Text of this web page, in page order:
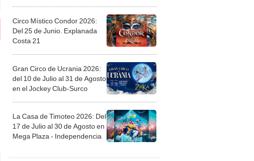
Circo Místico Condor 2026:
Del 25 de Junio. Explanada
Costa 21
Gran Circo de Ucrania 2026:
del 10 de Julio al 31 de Agosto
en el Jockey Club-Surco
La Casa de Timoteo 2026: Del
17 de Julio al 30 de Agosto en
Mega Plaza - Independencia